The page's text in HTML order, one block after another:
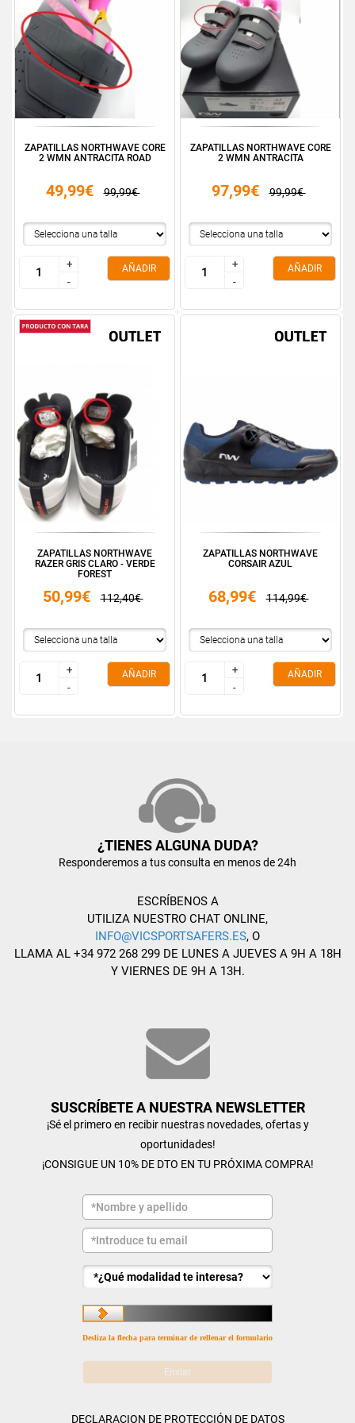
ZAPATILLAS NORTHWAVE CORE
2 WMN ANTRACITA ROAD
49,99€ 99,99€
+
-
+
-
AÑADIR
ZAPATILLAS NORTHWAVE CORE
2 WMN ANTRACITA
97,99€ 99,99€
+
-
+
-
AÑADIR
ZAPATILLAS NORTHWAVE
RAZER GRIS CLARO - VERDE
FOREST
50,99€ 112,40€
+
-
+
-
AÑADIR
ZAPATILLAS NORTHWAVE
CORSAIR AZUL
68,99€ 114,99€
+
-
+
-
AÑADIR
¿TIENES ALGUNA DUDA?
Responderemos a tus consulta en menos de 24h
ESCRÍBENOS A
UTILIZA NUESTRO CHAT ONLINE,
INFO@VICSPORTSAFERS.ES, O
LLAMA AL +34 972 268 299 DE LUNES A JUEVES A 9H A 18H
Y VIERNES DE 9H A 13H.
SUSCRÍBETE A NUESTRA NEWSLETTER
¡Sé el primero en recibir nuestras novedades, ofertas y
oportunidades!
¡CONSIGUE UN 10% DE DTO EN TU PRÓXIMA COMPRA!
Desliza la flecha para terminar de rellenar el formulario
DECLARACION DE PROTECCIÓN DE DATOS